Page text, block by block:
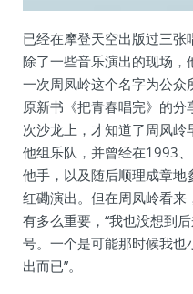
已经在摩登天空出版过三张
除了一些音乐演出的现场
一次周凤岭这个名字为公
原新书《把青春唱完》的
次沙龙上，才知道了周凤
他组乐队，并曾经在1993
他手，以及随后顺理成章地
红磡演出。但在周凤岭看
有多么重要，“我也没想到
号。一个是可能那时候我
出而已”。